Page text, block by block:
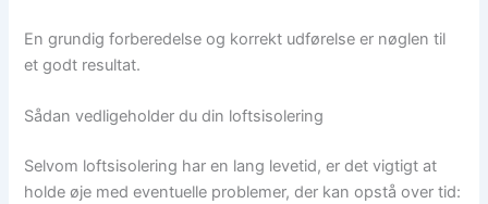
En grundig forberedelse og korrekt udførelse er nøglen til
et godt resultat.
Sådan vedligeholder du din loftsisolering
Selvom loftsisolering har en lang levetid, er det vigtigt at
holde øje med eventuelle problemer, der kan opstå over tid: